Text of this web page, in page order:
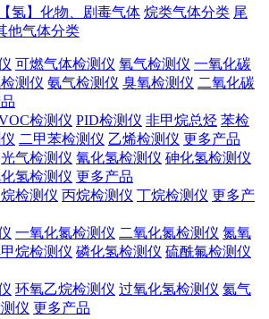
【氢】化物、剧毒气体 烷类气体分类 尾
他气体分类
可燃气体检测仪 氧气检测仪 一氧化碳
测仪 氨气检测仪 臭氧检测仪 二氧化碳
检测仪 PID检测仪 非甲烷总烃 苯检
二甲苯检测仪 乙烯检测仪 更多产品
光气检测仪 氰化氢检测仪 砷化氢检测仪
氢检测仪 更多产品
检测仪 丙烷检测仪 丁烷检测仪 更多产
一氧化氮检测仪 二氧化氮检测仪 氮氧
烷检测仪 磷化氢检测仪 硫酰氟检测仪
环氧乙烷检测仪 过氧化氢检测仪 氦气
仪 更多产品